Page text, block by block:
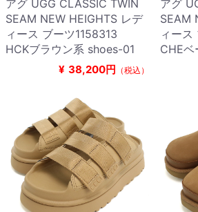
アグ UGG CLASSIC TWIN
SEAM NEW HEIGHTS レデ
ィース ブーツ1158313
HCKブラウン系 shoes-01
¥ 38,200円 （税込）
アグ
SEAM
ィー
CHE